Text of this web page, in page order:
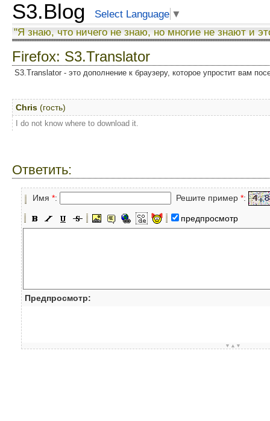
S3.Blog Select Language ▼
"Я знаю, что ничего не знаю, но многие не знают и
Firefox: S3.Translator
S3.Translator - это дополнение к браузеру, которое упростит вам
Chris (гость)
I do not know where to download it.
Ответить:
Имя *: Решите пример *:
предпросмотр
Предпросмотр:
▼▲▼